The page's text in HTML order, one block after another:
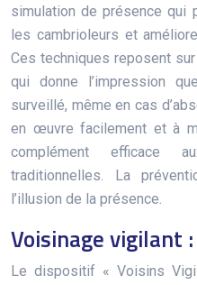
simulation de présence qui
les cambrioleurs et
Ces techniques reposent
qui donne l’impression
surveillé, même en cas
en œuvre facilement et à
complément efficace
traditionnelles. La
l’illusion de la présence.
Voisinage vigilant
Le dispositif « Voisins